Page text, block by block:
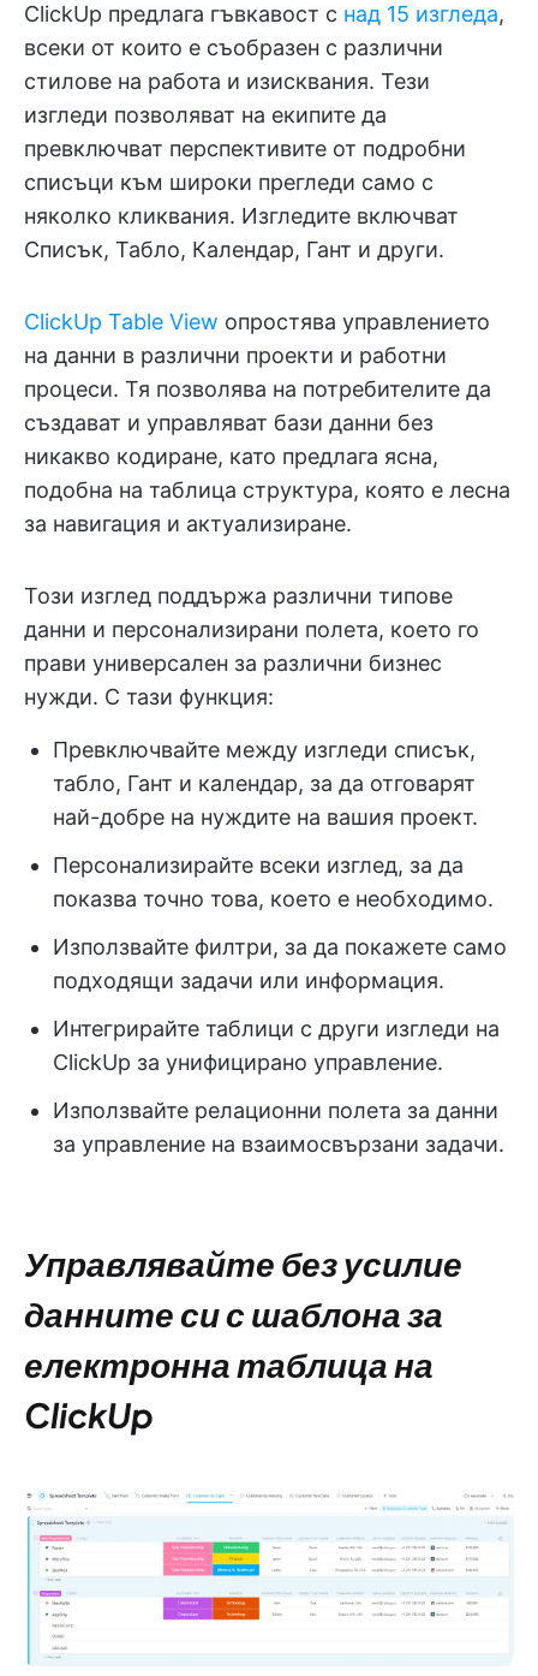
ClickUp предлага гъвкавост с над 15 изгледа,
всеки от които е съобразен с различни
стилове на работа и изисквания. Тези
изгледи позволяват на екипите да
превключват перспективите от подробни
списъци към широки прегледи само с
няколко кликвания. Изгледите включват
Списък, Табло, Календар, Гант и други.
ClickUp Table View опростява управлението
на данни в различни проекти и работни
процеси. Тя позволява на потребителите да
създават и управляват бази данни без
никакво кодиране, като предлага ясна,
подобна на таблица структура, която е лесна
за навигация и актуализиране.
Този изглед поддържа различни типове
данни и персонализирани полета, което го
прави универсален за различни бизнес
нужди. С тази функция:
Превключвайте между изгледи списък,
табло, Гант и календар, за да отговарят
най-добре на нуждите на вашия проект.
Персонализирайте всеки изглед, за да
показва точно това, което е необходимо.
Използвайте филтри, за да покажете само
подходящи задачи или информация.
Интегрирайте таблици с други изгледи на
ClickUp за унифицирано управление.
Използвайте релационни полета за данни
за управление на взаимосвързани задачи.
Управлявайте без усилие
данните си с шаблона за
електронна таблица на
ClickUp